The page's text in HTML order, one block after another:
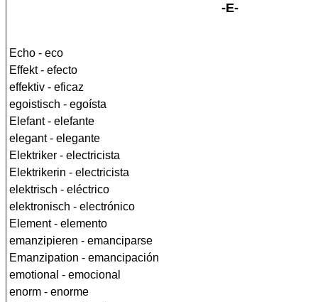
-E-
Echo - eco
Effekt - efecto
effektiv - eficaz
egoistisch - egoísta
Elefant - elefante
elegant - elegante
Elektriker - electricista
Elektrikerin - electricista
elektrisch - eléctrico
elektronisch - electrónico
Element - elemento
emanzipieren - emanciparse
Emanzipation - emancipación
emotional - emocional
enorm - enorme